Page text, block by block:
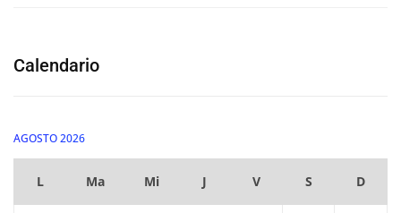
Calendario
AGOSTO 2026
L Ma Mi J V S D